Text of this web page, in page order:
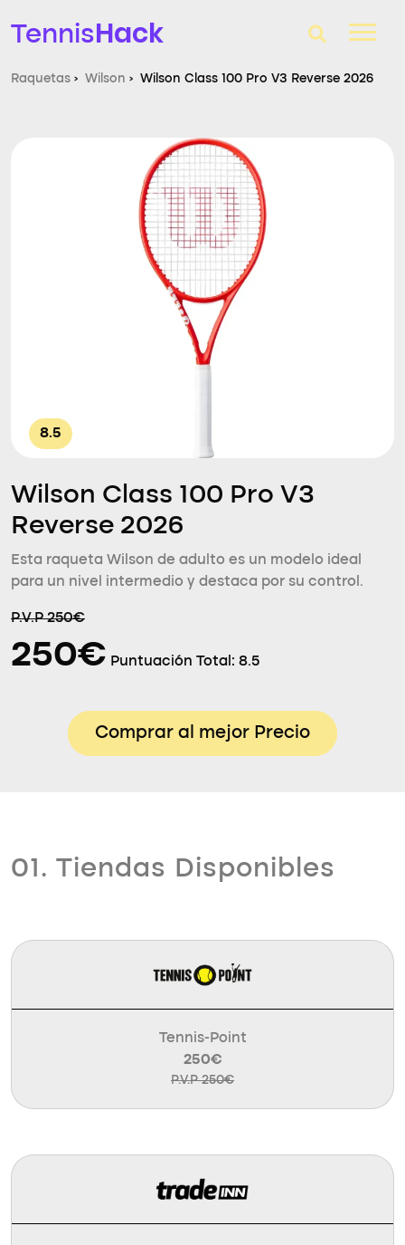
TennisHack
Raquetas de tenis
Zapatillas
Comparador
Consultorio
Raquetas › Wilson › Wilson Class 100 Pro V3 Reverse 2026
8.5
Wilson Class 100 Pro V3
Reverse 2026
Esta raqueta Wilson de adulto es un modelo ideal
para un nivel intermedio y destaca por su control.
P.V.P 250€
250€ Puntuación Total: 8.5
Comprar al mejor Precio
01. Tiendas Disponibles
Tennis-Point
250€
P.V.P 250€